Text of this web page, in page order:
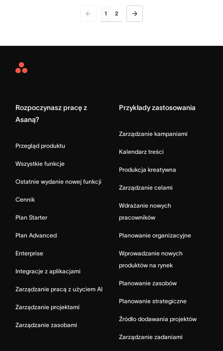
1 2
Asana
Rozpoczynasz pracę z
Asaną?
Przegląd produktu
Wszystkie funkcje
Ostatnie wydanie nowej funkcji
Cennik
Plan Starter
Plan Advanced
Enterprise
Integracje z aplikacjami
Zarządzanie pracą z użyciem AI
Zarządzanie projektami
Zarządzanie zasobami
Przykłady zastosowania
Zarządzanie kampaniami
Kalendarz treści
Produkcja kreatywna
Zarządzanie celami
Wdrażanie nowych
pracowników
Planowanie organizacyjne
Wprowadzanie nowych
produktów na rynek
Planowanie zasobów
Planowanie strategiczne
Źródło dodawania projektów
Zarządzanie zadaniami